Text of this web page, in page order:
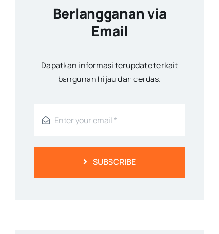
Berlangganan via
Email
Dapatkan informasi terupdate terkait
bangunan hijau dan cerdas.
SUBSCRIBE